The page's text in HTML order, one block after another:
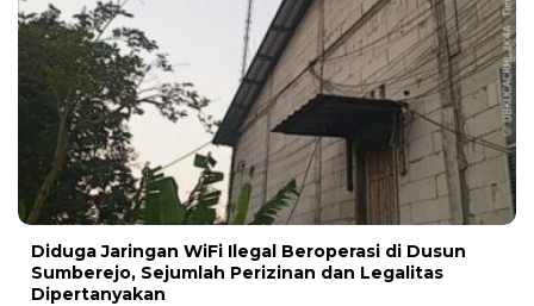
Diduga Jaringan WiFi Ilegal Beroperasi di Dusun
Sumberejo, Sejumlah Perizinan dan Legalitas
Dipertanyakan